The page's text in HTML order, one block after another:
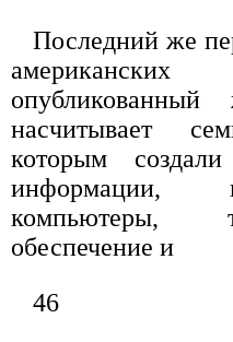
Последний же
опубликованный
насчитывает
которым
информации,
компьютеры,
обеспечение и
46